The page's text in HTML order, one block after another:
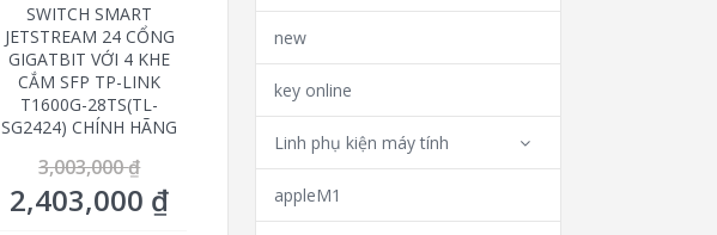
SWITCH SMART
JETSTREAM 24 CỔNG
GIGATBIT VỚI 4 KHE
CẮM SFP TP-LINK
T1600G-28TS(TL-
SG2424) CHÍNH HÃNG
3,003,000₫
2,403,000 ₫
new
key online
Linh phụ kiện máy tính
appleM1